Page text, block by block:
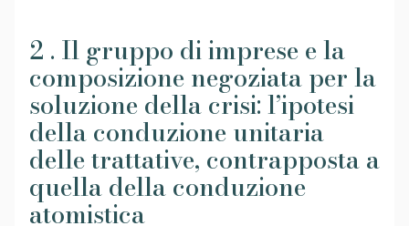
2 . Il gruppo di imprese e la
composizione negoziata per la
soluzione della crisi: l’ipotesi
della conduzione unitaria
delle trattative, contrapposta a
quella della conduzione
atomistica